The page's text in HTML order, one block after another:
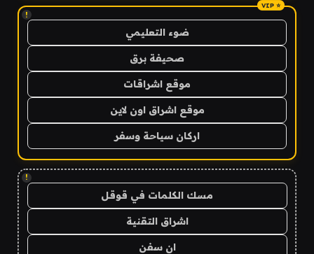
!
ضوء التعليمي
صحيفة برق
موقع اشراقات
موقع اشراق اون لاين
اركان سياحة وسفر
!
مسك الكلمات في قوقل
اشراق التقنية
ان سفن